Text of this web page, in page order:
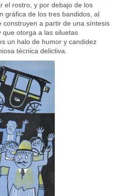
el rostro, y por debajo de los
gráfica de los tres bandidos, al
construyen a partir de una síntesis
otorga a las siluetas
un halo de humor y candidez
técnica delictiva.